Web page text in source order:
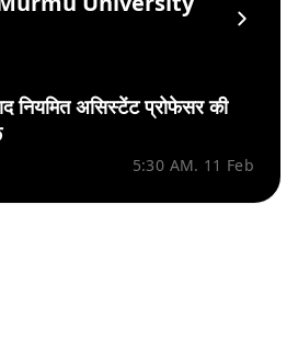
की
5:30 AM. 11 Feb